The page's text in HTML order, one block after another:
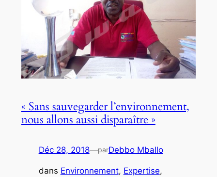
« Sans sauvegarder l’environnement,
nous allons aussi disparaître »
Déc 28, 2018—parDebbo Mballo
dans Environnement, Expertise